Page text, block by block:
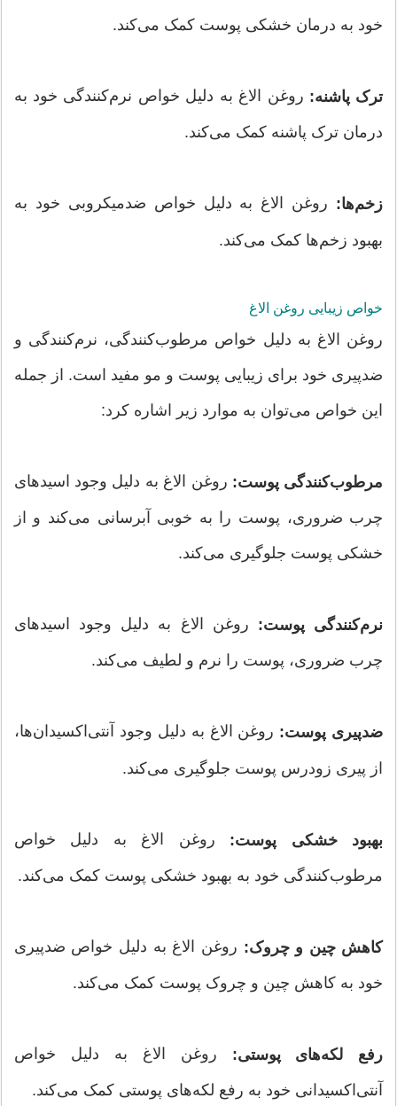
خود به درمان خشکی پوست کمک می‌کند.
ترک پاشنه: روغن الاغ به دلیل خواص نرم‌کنندگی خود به
درمان ترک پاشنه کمک می‌کند.
زخم‌ها: روغن الاغ به دلیل خواص ضدمیکروبی خود به
بهبود زخم‌ها کمک می‌کند.
خواص زیبایی روغن الاغ
روغن الاغ به دلیل خواص مرطوب‌کنندگی، نرم‌کنندگی و
ضدپیری خود برای زیبایی پوست و مو مفید است. از جمله
این خواص می‌توان به موارد زیر اشاره کرد:
مرطوب‌کنندگی پوست: روغن الاغ به دلیل وجود اسیدهای
چرب ضروری، پوست را به خوبی آبرسانی می‌کند و از
خشکی پوست جلوگیری می‌کند.
نرم‌کنندگی پوست: روغن الاغ به دلیل وجود اسیدهای
چرب ضروری، پوست را نرم و لطیف می‌کند.
ضدپیری پوست: روغن الاغ به دلیل وجود آنتی‌اکسیدان‌ها،
از پیری زودرس پوست جلوگیری می‌کند.
بهبود خشکی پوست: روغن الاغ به دلیل خواص
مرطوب‌کنندگی خود به بهبود خشکی پوست کمک می‌کند.
کاهش چین و چروک: روغن الاغ به دلیل خواص ضدپیری
خود به کاهش چین و چروک پوست کمک می‌کند.
رفع لکه‌های پوستی: روغن الاغ به دلیل خواص
آنتی‌اکسیدانی خود به رفع لکه‌های پوستی کمک می‌کند.